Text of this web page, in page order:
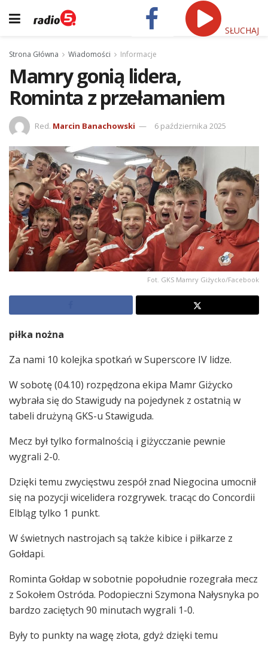
SŁUCHAJ
Strona Główna Wiadomości Informacje
Mamry gonią lidera,
Rominta z przełamaniem
Red. Marcin Banachowski 6 października 2025
Fot. GKS Mamry Giżycko/Facebook
piłka nożna
Za nami 10 kolejka spotkań w Superscore IV lidze.
W sobotę (04.10) rozpędzona ekipa Mamr Giżycko
wybrała się do Stawigudy na pojedynek z ostatnią w
tabeli drużyną GKS-u Stawiguda.
Mecz był tylko formalnością i giżycczanie pewnie
wygrali 2-0.
Dzięki temu zwycięstwu zespół znad Niegocina umocnił
się na pozycji wicelidera rozgrywek. tracąc do Concordii
Elbląg tylko 1 punkt.
W świetnych nastrojach są także kibice i piłkarze z
Gołdapi.
Rominta Gołdap w sobotnie popołudnie rozegrała mecz
z Sokołem Ostróda. Podopieczni Szymona Nałysnyka po
bardzo zaciętych 90 minutach wygrali 1-0.
Były to punkty na wagę złota, gdyż dzięki temu